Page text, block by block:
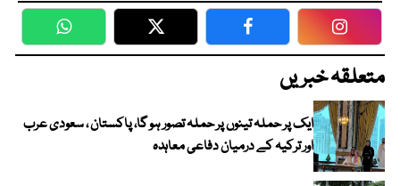
WhatsApp Twitter Facebook
متعلقہ خبریں
ایک پر حملہ تینوں پر حملہ تصور ہو گا، پاکستان ، سعودی عرب
اور ترکیہ کے درمیان دفاعی معاہدہ